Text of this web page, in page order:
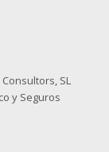
SL
y Seguros